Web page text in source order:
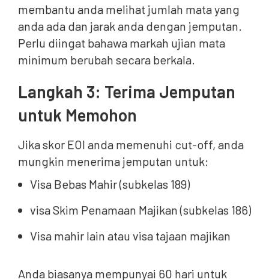
membantu anda melihat jumlah mata yang
anda ada dan jarak anda dengan jemputan.
Perlu diingat bahawa markah ujian mata
minimum berubah secara berkala.
Langkah 3: Terima Jemputan
untuk Memohon
Jika skor EOI anda memenuhi cut-off, anda
mungkin menerima jemputan untuk:
Visa Bebas Mahir (subkelas 189)
visa Skim Penamaan Majikan (subkelas 186)
Visa mahir lain atau visa tajaan majikan
Anda biasanya mempunyai 60 hari untuk